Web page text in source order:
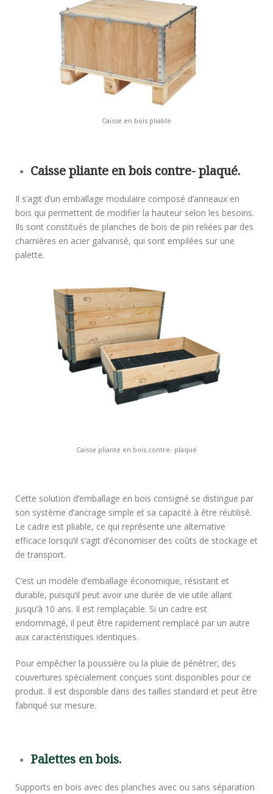
Caisse en bois pliable
Caisse pliante en bois contre- plaqué.
Il s’agit d’un emballage modulaire composé d’anneaux en
bois qui permettent de modifier la hauteur selon les besoins.
Ils sont constitués de planches de bois de pin reliées par des
charnières en acier galvanisé, qui sont empilées sur une
palette.
Caisse pliante en bois contre- plaqué
Cette solution d’emballage en bois consigné se distingue par
son système d’ancrage simple et sa capacité à être réutilisé.
Le cadre est pliable, ce qui représente une alternative
efficace lorsqu’il s’agit d’économiser des coûts de stockage et
de transport.
C’est un modèle d’emballage économique, résistant et
durable, puisqu’il peut avoir une durée de vie utile allant
jusqu’à 10 ans. Il est remplaçable. Si un cadre est
endommagé, il peut être rapidement remplacé par un autre
aux caractéristiques identiques.
Pour empêcher la poussière ou la pluie de pénétrer, des
couvertures spécialement conçues sont disponibles pour ce
produit. Il est disponible dans des tailles standard et peut être
fabriqué sur mesure.
Palettes en bois.
Supports en bois avec des planches avec ou sans séparation